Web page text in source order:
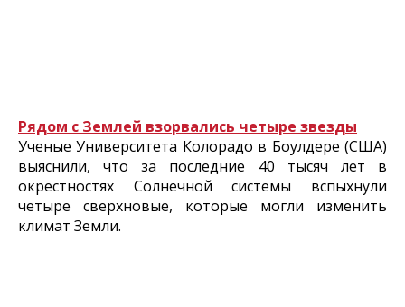
Рядом с Землей взорвались четыре звезды
Ученые Университета Колорадо в Боулдере (США)
выяснили, что за последние 40 тысяч лет в
окрестностях Солнечной системы вспыхнули
четыре сверхновые, которые могли изменить
климат Земли.